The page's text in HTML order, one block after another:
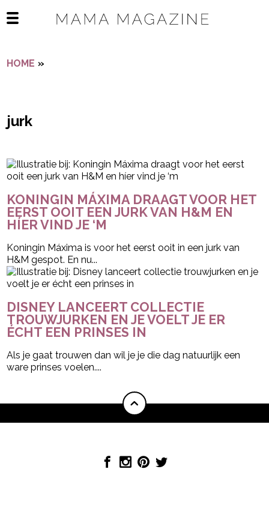
Open het mobiele menu
HOME »
jurk
KONINGIN MÁXIMA DRAAGT VOOR HET
EERST OOIT EEN JURK VAN H&M EN
HÍER VIND JE ‘M
Koningin Máxima is voor het eerst ooit in een jurk van
H&M gespot. En nu...
DISNEY LANCEERT COLLECTIE
TROUWJURKEN EN JE VOELT JE ER
ÉCHT EEN PRINSES IN
Als je gaat trouwen dan wil je je die dag natuurlijk een
ware prinses voelen....